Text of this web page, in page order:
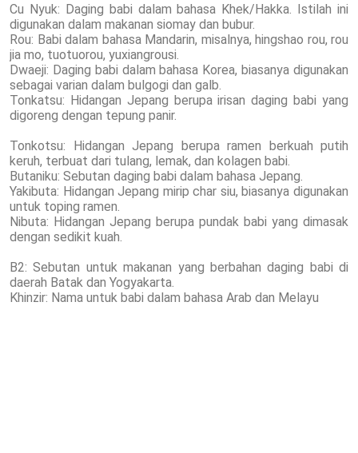
Cu Nyuk: Daging babi dalam bahasa Khek/Hakka. Istilah ini
digunakan dalam makanan siomay dan bubur.
Rou: Babi dalam bahasa Mandarin, misalnya, hingshao rou, rou
jia mo, tuotuorou, yuxiangrousi.
Dwaeji: Daging babi dalam bahasa Korea, biasanya digunakan
sebagai varian dalam bulgogi dan galb.
Tonkatsu: Hidangan Jepang berupa irisan daging babi yang
digoreng dengan tepung panir.
Tonkotsu: Hidangan Jepang berupa ramen berkuah putih
keruh, terbuat dari tulang, lemak, dan kolagen babi.
Butaniku: Sebutan daging babi dalam bahasa Jepang.
Yakibuta: Hidangan Jepang mirip char siu, biasanya digunakan
untuk toping ramen.
Nibuta: Hidangan Jepang berupa pundak babi yang dimasak
dengan sedikit kuah.
B2: Sebutan untuk makanan yang berbahan daging babi di
daerah Batak dan Yogyakarta.
Khinzir: Nama untuk babi dalam bahasa Arab dan Melayu